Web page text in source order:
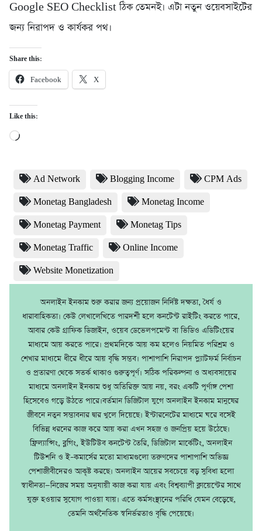
Google SEO Checklist ঠিক তেমনই। এটা নতুন ওয়েবসাইটের
জন্য নিরাপদ ও কার্যকর পথ।
Share this:
Facebook X
Like this:
Loading…
Ad Network Blogging Income CPM Ads
Monetag Bangladesh Monetag Income
Monetag Payment Monetag Tips
Monetag Traffic Online Income
Website Monetization
অনলাইন ইনকাম শুরু করার জন্য প্রয়োজন নির্দিষ্ট দক্ষতা, ধৈর্য ও
ধারাবাহিকতা। কেউ লেখালেখিতে পারদর্শী হলে কনটেন্ট রাইটিং করতে পারে,
আবার কেউ গ্রাফিক ডিজাইন, ওয়েব ডেভেলপমেন্ট বা ভিডিও এডিটিংয়ের
মাধ্যমে আয় করতে পারে। প্রথমদিকে আয় কম হলেও নিয়মিত পরিশ্রম ও
শেখার মাধ্যমে ধীরে ধীরে আয় বৃদ্ধি সম্ভব। পাশাপাশি নিরাপদ প্ল্যাটফর্ম নির্বাচন
ও প্রতারণা থেকে সতর্ক থাকাও গুরুত্বপূর্ণ। সঠিক পরিকল্পনা ও অধ্যবসায়ের
মাধ্যমে অনলাইন ইনকাম শুধু অতিরিক্ত আয় নয়, বরং একটি পূর্ণাঙ্গ পেশা
হিসেবেও গড়ে উঠতে পারে।বর্তমান ডিজিটাল যুগে অনলাইন ইনকাম মানুষের
জীবনে নতুন সম্ভাবনার দ্বার খুলে দিয়েছে। ইন্টারনেটের মাধ্যমে ঘরে বসেই
বিভিন্ন ধরনের কাজ করে আয় করা এখন সহজ ও জনপ্রিয় হয়ে উঠেছে।
ফ্রিল্যান্সিং, ব্লগিং, ইউটিউব কনটেন্ট তৈরি, ডিজিটাল মার্কেটিং, অনলাইন
টিউশনি ও ই–কমার্সের মতো মাধ্যমগুলো তরুণদের পাশাপাশি অভিজ্ঞ
পেশাজীবীদেরও আকৃষ্ট করছে। অনলাইন আয়ের সবচেয়ে বড় সুবিধা হলো
স্বাধীনতা—নিজের সময় অনুযায়ী কাজ করা যায় এবং বিশ্বব্যাপী ক্লায়েন্টের সাথে
যুক্ত হওয়ার সুযোগ পাওয়া যায়। এতে কর্মসংস্থানের পরিধি যেমন বেড়েছে,
তেমনি অর্থনৈতিক স্বনির্ভরতাও বৃদ্ধি পেয়েছে।